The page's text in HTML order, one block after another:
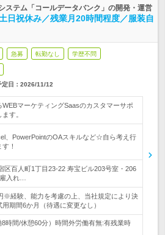
ステム「コールデータバンク」の開発・運営
日祝休み／残業月20時間程度／服装自
急募 転勤なし 学歴不問
日： 2026/11/12
WEBマーケティングSaasのカスタマーサポ
す。
、PowerPointのOAスキルなど☆自ら考え行
！
区百人町1丁目23-22 寿宝ビル203号室・206
入れ…
※経験、能力を考慮の上、当社規定により決
期間6か月（待遇に変更なし）
8時間/休憩60分）時間外労働有無:有残業時